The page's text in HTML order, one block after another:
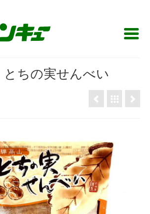
ちの実せんべい